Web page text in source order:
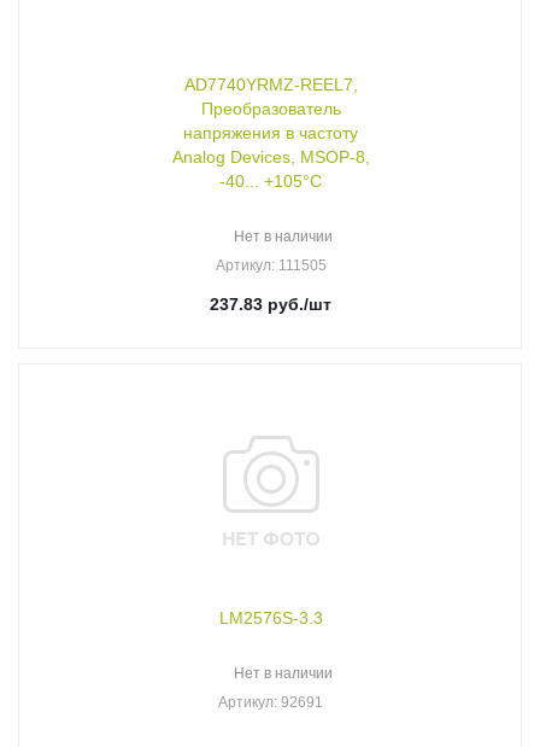
AD7740YRMZ-REEL7,
Преобразователь
напряжения в частоту
Analog Devices, MSOP-8,
-40... +105°C
Нет в наличии
Артикул: 111505
237.83 руб./шт
LM2576S-3.3
Нет в наличии
Артикул: 92691